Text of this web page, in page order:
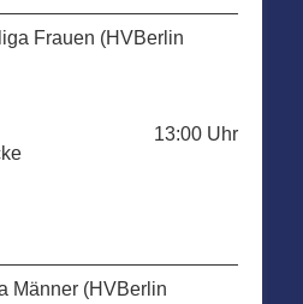
Frauen (HVBerlin
13:00 Uhr
Männer (HVBerlin